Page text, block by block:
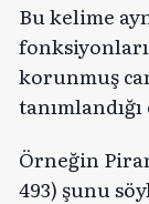
Bu kelime
korunmuş
Örneğin
493) şunu